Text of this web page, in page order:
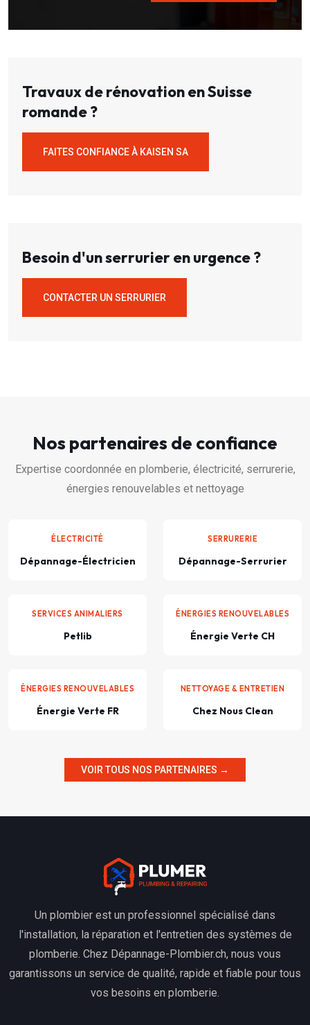
Travaux de rénovation en Suisse
romande ?
FAITES CONFIANCE À KAISEN SA
Besoin d'un serrurier en urgence ?
CONTACTER UN SERRURIER
Nos partenaires de confiance
Expertise coordonnée en plomberie, électricité, serrurerie,
énergies renouvelables et nettoyage
ÉLECTRICITÉ
Dépannage-Électricien
SERRURERIE
Dépannage-Serrurier
SERVICES ANIMALIERS
Petlib
ÉNERGIES RENOUVELABLES
Énergie Verte CH
ÉNERGIES RENOUVELABLES
Énergie Verte FR
NETTOYAGE & ENTRETIEN
Chez Nous Clean
VOIR TOUS NOS PARTENAIRES →
Un plombier est un professionnel spécialisé dans
l'installation, la réparation et l'entretien des systèmes de
plomberie. Chez Dépannage-Plombier.ch, nous vous
garantissons un service de qualité, rapide et fiable pour tous
vos besoins en plomberie.